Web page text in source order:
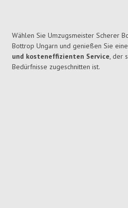
Wählen Sie Umzugsmeister Scherer
Bottrop Ungarn und genießen Sie
und kosteneffizienten Service, der
Bedürfnisse zugeschnitten ist.